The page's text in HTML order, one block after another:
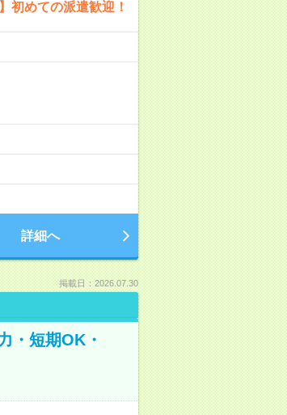
初めての派遣歓迎！
詳細へ
掲載日：2026.07.30
・短期OK・